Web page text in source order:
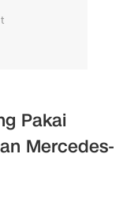
Pakai
Mercedes-